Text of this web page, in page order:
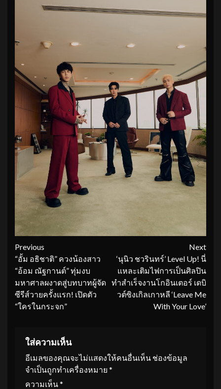
Continue
Reading
Previous
“อั้ม อธิชาติ” ควงน้องสาว
“อ้อม ณัฐกานต์” ทุ่มงบ
มหาศาลผงาดสู่บทบาทผู้จัด
ซีรีส์วายครั้งแรก! เปิดตัว
“ใครในกระจก”
Next
‘นุนิว ชวรินทร์’ Level Up! นี่
แหละเติมไฟการเป็นศิลปิน
ทำสำเร็จงานโกอินเตอร์ เดบิ
วต์ซิงเกิลเกาหลี ‘Leave Me
With Your Love’
ใส่ความเห็น
อีเมลของคุณจะไม่แสดงให้คนอื่นเห็น ช่องข้อมูล
จำเป็นถูกทำเครื่องหมาย *
ความเห็น*